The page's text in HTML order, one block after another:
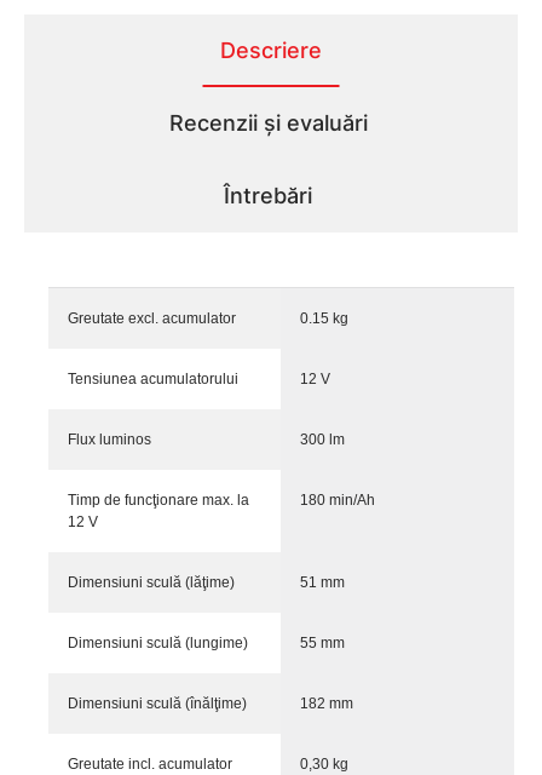
Descriere
Recenzii și evaluări
Întrebări
Greutate excl. acumulator 0.15 kg
Tensiunea acumulatorului 12 V
Flux luminos 300 lm
Timp de funcţionare max. la
12 V
180 min/Ah
Dimensiuni sculă (lăţime) 51 mm
Dimensiuni sculă (lungime) 55 mm
Dimensiuni sculă (înălţime) 182 mm
Greutate incl. acumulator 0,30 kg